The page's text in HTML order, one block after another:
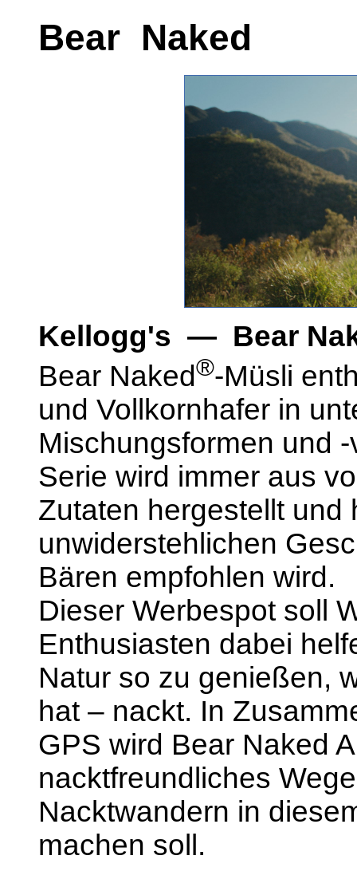
Bear Naked
Kellogg's — Bear
Bear Naked®-Müsli
und Vollkornhafer in
Mischungsformen und
Serie wird immer aus
Zutaten hergestellt und
unwiderstehlichen
Bären empfohlen wird.
Dieser Werbespot soll
Enthusiasten dabei
Natur so zu genießen,
hat – nackt. In
GPS wird Bear Naked
nacktfreundliches
Nacktwandern in
machen soll.